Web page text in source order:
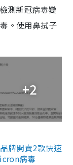
測新冠病毒變
。使用鼻拭子
+2
牌開賣2款快速
病毒